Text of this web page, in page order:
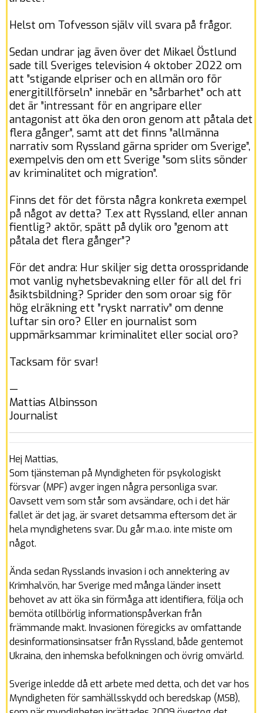
Helst om Tofvesson själv vill svara på frågor.
Sedan undrar jag även över det Mikael Östlund
sade till Sveriges television 4 oktober 2022 om
att ”stigande elpriser och en allmän oro för
energitillförseln” innebär en ”sårbarhet” och att
det är ”intressant för en angripare eller
antagonist att öka den oron genom att påtala det
flera gånger”, samt att det finns ”allmänna
narrativ som Ryssland gärna sprider om Sverige”,
exempelvis den om ett Sverige ”som slits sönder
av kriminalitet och migration”.
Finns det för det första några konkreta exempel
på något av detta? T.ex att Ryssland, eller annan
fientlig? aktör, spätt på dylik oro ”genom att
påtala det flera gånger”?
För det andra: Hur skiljer sig detta orosspridande
mot vanlig nyhetsbevakning eller för all del fri
åsiktsbildning? Sprider den som oroar sig för
hög elräkning ett ”ryskt narrativ” om denne
luftar sin oro? Eller en journalist som
uppmärksammar kriminalitet eller social oro?
Tacksam för svar!
—
Mattias Albinsson
Journalist
Hej Mattias,
Som tjänsteman på Myndigheten för psykologiskt
försvar (MPF) avger ingen några personliga svar.
Oavsett vem som står som avsändare, och i det här
fallet är det jag, är svaret detsamma eftersom det är
hela myndighetens svar. Du går m.a.o. inte miste om
något.
Ända sedan Rysslands invasion i och annektering av
Krimhalvön, har Sverige med många länder insett
behovet av att öka sin förmåga att identifiera, följa och
bemöta otillbörlig informationspåverkan från
främmande makt. Invasionen föregicks av omfattande
desinformationsinsatser från Ryssland, både gentemot
Ukraina, den inhemska befolkningen och övrig omvärld.
Sverige inledde då ett arbete med detta, och det var hos
Myndigheten för samhällsskydd och beredskap (MSB),